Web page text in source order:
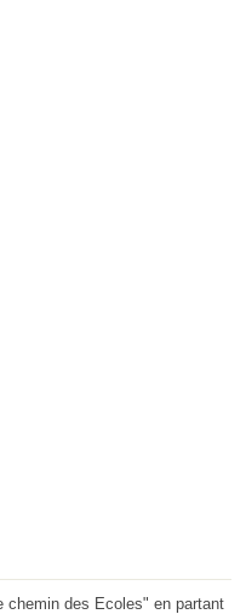
chemin des Ecoles" en partant